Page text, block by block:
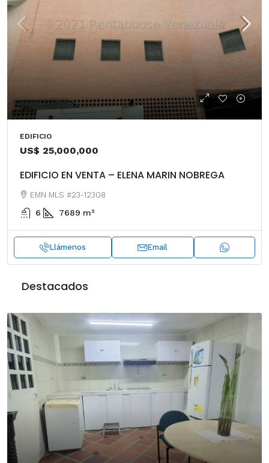
EDIFICIO
US$ 25,000,000
EDIFICIO EN VENTA – ELENA MARIN NOBREGA
EMN MLS #23-12308
6 7689 m²
Llámenos Email
Destacados